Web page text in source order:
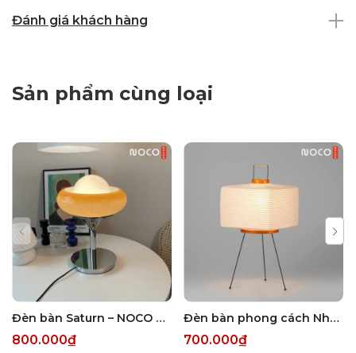
Đánh giá khách hàng
Sản phẩm cùng loại
Đèn bàn Saturn – NOCO Decor
800.000₫
Đèn bàn phong cách Nhật – NOCO Decor
700.000₫